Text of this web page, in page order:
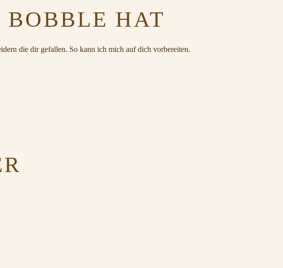
HAT
die dir gefallen. So kann ich mich auf dich vorbereiten.